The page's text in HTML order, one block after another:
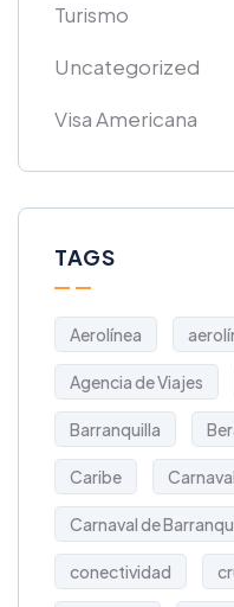
Turismo
Uncategorized
Visa Americana
TAGS
Aerolínea
Agencia de Viajes
Barranquilla
Caribe Carnaval
Carnaval de
conectividad